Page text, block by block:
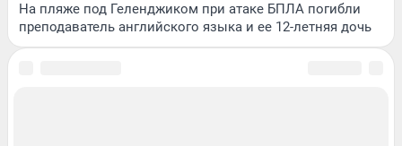
На пляже под Геленджиком при атаке БПЛА погибли
преподаватель английского языка и ее 12-летняя дочь